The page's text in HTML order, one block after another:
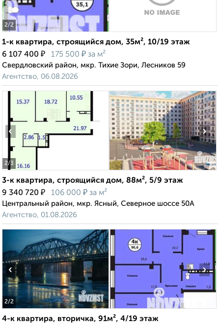
2/2
1-к квартира, строящийся дом, 35м², 10/19 этаж
6 107 400 ₽ 175 500 ₽ за м²
Свердловский район, мкр. Тихие Зори, Лесников 59
Агентство, 06.08.2026
2/3
‹ ›
3-к квартира, строящийся дом, 88м², 5/9 этаж
9 340 720 ₽ 106 000 ₽ за м²
Центральный район, мкр. Ясный, Северное шоссе 50А
Агентство, 01.08.2026
2/2
‹ ›
4-к квартира, вторичка, 91м², 4/19 этаж